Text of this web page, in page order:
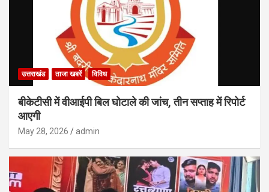
उत्तराखंड ताजा खबरें विविध
बीकेटीसी में वीआईपी बिल घोटाले की जांच, तीन सप्ताह में रिपोर्ट
आएगी
May 28, 2026 admin